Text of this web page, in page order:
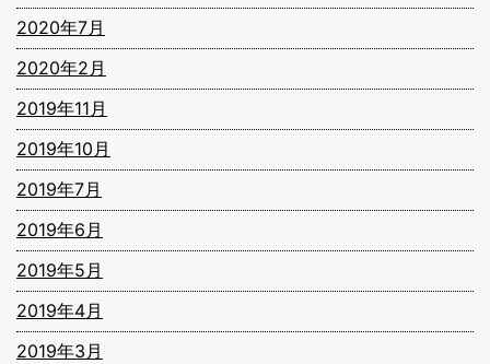
2020年7月
2020年2月
2019年11月
2019年10月
2019年7月
2019年6月
2019年5月
2019年4月
2019年3月